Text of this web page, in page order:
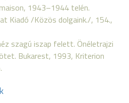
1943–1944 telén.
Kiadó /Közös dolgaink./, 154.,
szagú iszap felett. Önéletrajzi
Bukarest, 1993, Kriterion